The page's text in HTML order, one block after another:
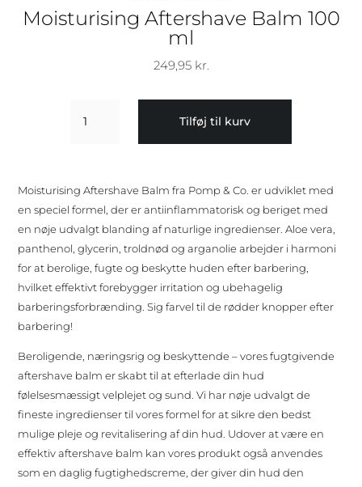
Moisturising Aftershave Balm 100
ml
249,95 kr.
Aftershave
ml
antal
Tilføj til kurv
Moisturising Aftershave Balm fra Pomp & Co. er udviklet med
en speciel formel, der er antiinflammatorisk og beriget med
en nøje udvalgt blanding af naturlige ingredienser. Aloe vera,
panthenol, glycerin, troldnød og arganolie arbejder i harmoni
for at berolige, fugte og beskytte huden efter barbering,
hvilket effektivt forebygger irritation og ubehagelig
barberingsforbrænding. Sig farvel til de rødder knopper efter
barbering!
Beroligende, næringsrig og beskyttende – vores fugtgivende
aftershave balm er skabt til at efterlade din hud
følelsesmæssigt velplejet og sund. Vi har nøje udvalgt de
fineste ingredienser til vores formel for at sikre den bedst
mulige pleje og revitalisering af din hud. Udover at være en
effektiv aftershave balm kan vores produkt også anvendes
som en daglig fugtighedscreme, der giver din hud den